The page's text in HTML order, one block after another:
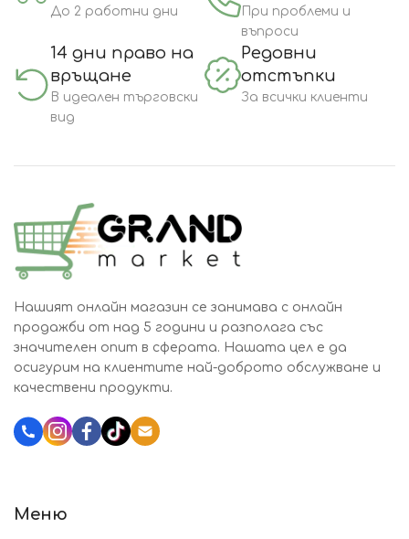
До 2 работни дни
При проблеми и
въпроси
14 дни право на
връщане
В идеален търговски
вид
Редовни
отстъпки
За всички клиенти
Нашият онлайн магазин се занимава с онлайн
продажби от над 5 години и разполага със
значителен опит в сферата. Нашата цел е да
осигурим на клиентите най-доброто обслужване и
качествени продукти.
Меню